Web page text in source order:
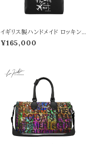
イギリス製ハンドメイド ロッキン
ショルダーバッグ （LIFE WILL
FLY OR NOT柄）■納期１か月
¥165,000